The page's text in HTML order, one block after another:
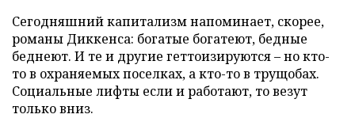
Сегодняшний капитализм напоминает, скорее,
романы Диккенса: богатые богатеют, бедные
беднеют. И те и другие геттоизируются – но кто-
то в охраняемых поселках, а кто-то в трущобах.
Социальные лифты если и работают, то везут
только вниз.